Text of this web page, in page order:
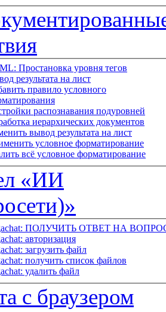
Простановка уровня тегов
результата на лист
правило условного
распознавания подуровней
иерархических документов
вывод результата на лист
условное форматирование
всё условное форматирование
«ИИ
ПОЛУЧИТЬ ОТВЕТ НА
авторизация
загрузить файл
получить список файлов
удалить файл
с браузером